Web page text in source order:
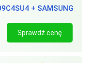
+ SAMSUNG
Sprawdź cenę